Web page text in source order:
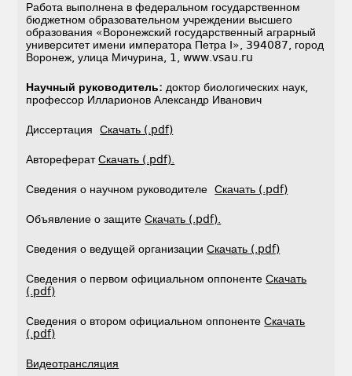
Работа выполнена в федеральном государственном
бюджетном образовательном учреждении высшего
образования «Воронежский государственный аграрный
университет имени императора Петра I», 394087, город
Воронеж, улица Мичурина, 1, www.vsau.ru
Научный руководитель: доктор биологических наук,
профессор Илларионов Александр Иванович
ДиссертацияСкачать (.pdf)
АвторефератСкачать (.pdf).
Сведения о научном руководителеСкачать (.pdf)
Объявление о защитеСкачать (.pdf).
Сведения о ведущей организацииСкачать (.pdf)
Сведения о первом официальном оппонентеСкачать
(.pdf)
Сведения о втором официальном оппонентеСкачать
(.pdf)
Видеотрансляция